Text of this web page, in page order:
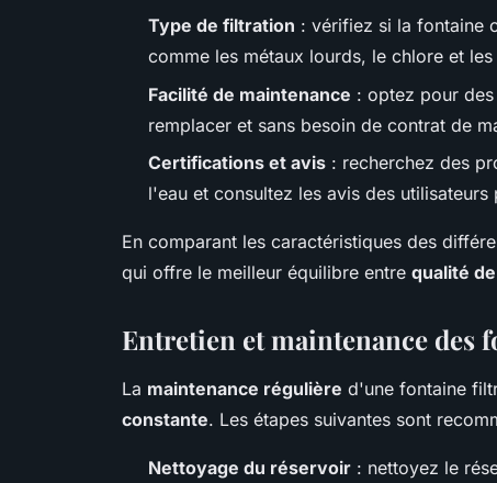
Type de filtration : vérifiez si la fontaine
comme les métaux lourds, le chlore et
Facilité de maintenance : optez pour
remplacer et sans besoin de contrat de
Certifications et avis : recherchez des
l'eau et consultez les avis des
En comparant les caractéristiques des
qui offre le meilleur équilibre entre qualité
Entretien et maintenance des
La maintenance régulière d'une fontaine
constante. Les étapes suivantes sont
Nettoyage du réservoir : nettoyez le